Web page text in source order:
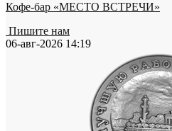
Кофе-бар «МЕСТО ВСТРЕЧИ»
Пишите нам
06-авг-2026 14:19